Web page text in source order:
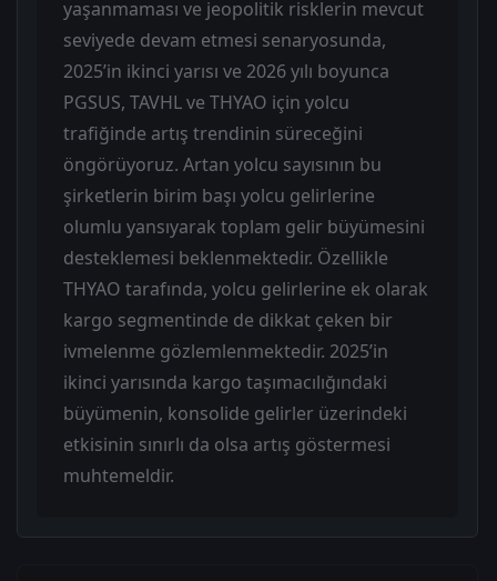
yaşanmaması ve jeopolitik risklerin mevcut
seviyede devam etmesi senaryosunda,
2025’in ikinci yarısı ve 2026 yılı boyunca
PGSUS, TAVHL ve THYAO için yolcu
trafiğinde artış trendinin süreceğini
öngörüyoruz. Artan yolcu sayısının bu
şirketlerin birim başı yolcu gelirlerine
olumlu yansıyarak toplam gelir büyümesini
desteklemesi beklenmektedir. Özellikle
THYAO tarafında, yolcu gelirlerine ek olarak
kargo segmentinde de dikkat çeken bir
ivmelenme gözlemlenmektedir. 2025’in
ikinci yarısında kargo taşımacılığındaki
büyümenin, konsolide gelirler üzerindeki
etkisinin sınırlı da olsa artış göstermesi
muhtemeldir.